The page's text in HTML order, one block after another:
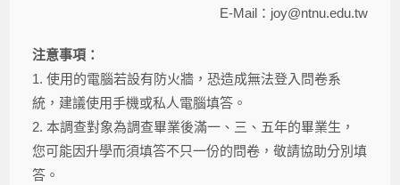
E-Mail：joy@ntnu.edu.tw
注意事項：
1. 使用的電腦若設有防火牆，恐造成無法登入問卷系
統，建議使用手機或私人電腦填答。
2. 本調查對象為調查畢業後滿一、三、五年的畢業生，
您可能因升學而須填答不只一份的問卷，敬請協助分別填
答。